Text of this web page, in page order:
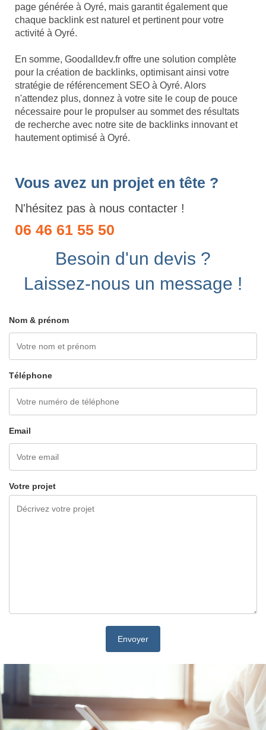
page générée à Oyré, mais garantit également que
chaque backlink est naturel et pertinent pour votre
activité à Oyré.
En somme, Goodalldev.fr offre une solution complète
pour la création de backlinks, optimisant ainsi votre
stratégie de référencement SEO à Oyré. Alors
n'attendez plus, donnez à votre site le coup de pouce
nécessaire pour le propulser au sommet des résultats
de recherche avec notre site de backlinks innovant et
hautement optimisé à Oyré.
Vous avez un projet en tête ?
N'hésitez pas à nous contacter !
06 46 61 55 50
Besoin d'un devis ?
Laissez-nous un message !
Nom & prénom
Téléphone
Email
Votre projet